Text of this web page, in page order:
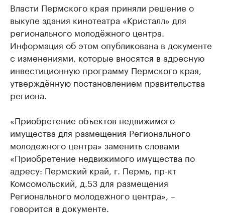
Власти Пермского края приняли решение о
выкупе здания кинотеатра «Кристалл» для
регионального молодёжного центра.
Информация об этом опубликована в документе
с изменениями, которые вносятся в адресную
инвестиционную программу Пермского края,
утверждённую постановлением правительства
региона.
«Приобретение объектов недвижимого
имущества для размещения Регионального
молодежного центра» заменить словами
«Приобретение недвижимого имущества по
адресу: Пермский край, г. Пермь, пр-кт
Комсомольский, д.53 для размещения
Регионального молодежного центра», –
говорится в документе.